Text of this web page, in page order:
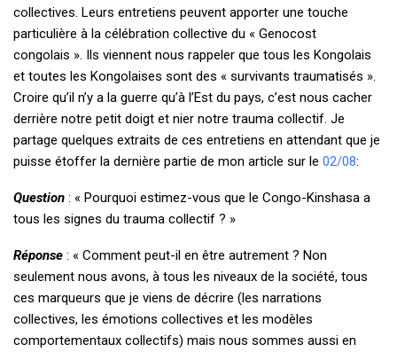
collectives. Leurs entretiens peuvent apporter une touche
particulière à la célébration collective du « Genocost
congolais ». Ils viennent nous rappeler que tous les Kongolais
et toutes les Kongolaises sont des « survivants traumatisés ».
Croire qu’il n’y a la guerre qu’à l’Est du pays, c’est nous cacher
derrière notre petit doigt et nier notre trauma collectif. Je
partage quelques extraits de ces entretiens en attendant que je
puisse étoffer la dernière partie de mon article sur le 02/08:
Question : « Pourquoi estimez-vous que le Congo-Kinshasa a
tous les signes du trauma collectif ? »
Réponse : « Comment peut-il en être autrement ? Non
seulement nous avons, à tous les niveaux de la société, tous
ces marqueurs que je viens de décrire (les narrations
collectives, les émotions collectives et les modèles
comportementaux collectifs) mais nous sommes aussi en